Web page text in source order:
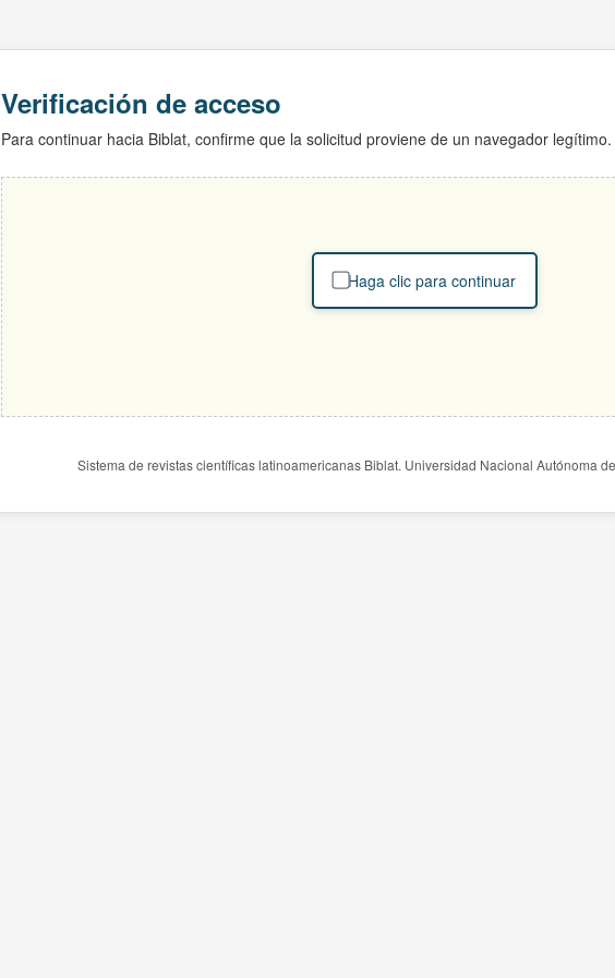
Verificación de acceso
Para continuar hacia Biblat, confirme que la solicitud proviene de un navegador legítimo.
Haga clic para continuar
Sistema de revistas científicas latinoamericanas Biblat. Universidad Nacional Autónoma